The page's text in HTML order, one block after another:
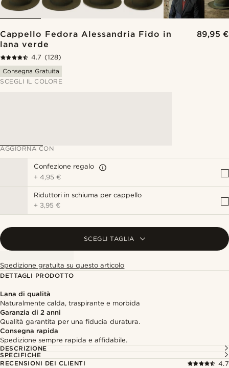
Cappello Fedora Alessandria Fido in
lana verde
89,95 €
4.7 (128)
Consegna Gratuita
SCEGLI IL COLORE
AGGIORNA CON
Confezione regalo
+4,95 €
Riduttori in schiuma per cappello
+ 3,95 €
SCEGLI TAGLIA
Spedizione gratuita su questo articolo
DETTAGLI PRODOTTO
Lana di qualità
Naturalmente calda, traspirante e morbida
Garanzia di 2 anni
Qualità garantita per una fiducia duratura.
Consegna rapida
Spedizione sempre rapida e affidabile.
DESCRIZIONE
SPECIFICHE
RECENSIONI DEI CLIENTI
4.7